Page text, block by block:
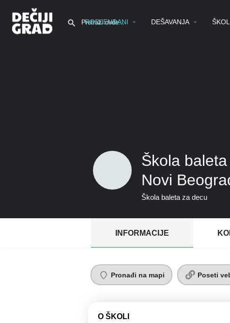
RODJENDANI DEŠAVANJA
Škola
Novi
Škola baleta za decu
INFORMACIJE
Pronađi na mapi Poseti
O ŠKOLI